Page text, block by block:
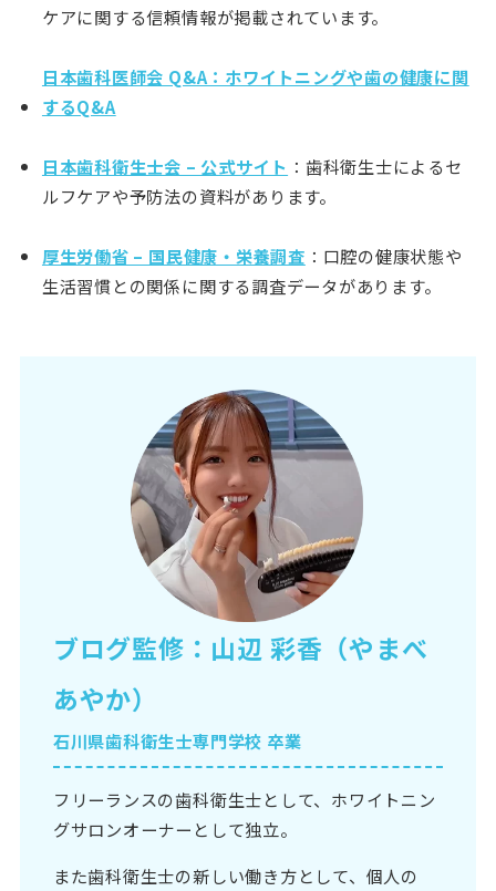
ケアに関する信頼情報が掲載されています。
日本歯科医師会 Q&A：ホワイトニングや歯の健康に関
するQ&A
日本歯科衛生士会 – 公式サイト ：歯科衛生士によるセ
ルフケアや予防法の資料があります。
厚生労働省 – 国民健康・栄養調査 ：口腔の健康状態や
生活習慣との関係に関する調査データがあります。
ブログ監修：山辺 彩香（やまべ
あやか）
石川県歯科衛生士専門学校 卒業
フリーランスの歯科衛生士として、ホワイトニン
グサロンオーナーとして独立。
また歯科衛生士の新しい働き方として、個人の